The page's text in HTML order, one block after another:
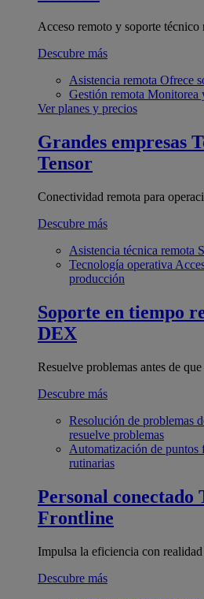
Acceso remoto y soporte técnico
Descubre más
Asistencia remota Ofrece
Gestión remota Monitorea
Ver planes y precios
Grandes empresas
Tensor
Conectividad remota para
Descubre más
Asistencia técnica remota
Tecnología operativa
producción
Soporte en tiempo
DEX
Resuelve problemas antes de
Descubre más
Resolución de problemas
resuelve problemas
Automatización de puntos
rutinarias
Personal conectado
Frontline
Impulsa la eficiencia con
Descubre más